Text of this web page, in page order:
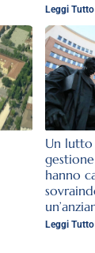
Leggi
Un
hanno
Leggi